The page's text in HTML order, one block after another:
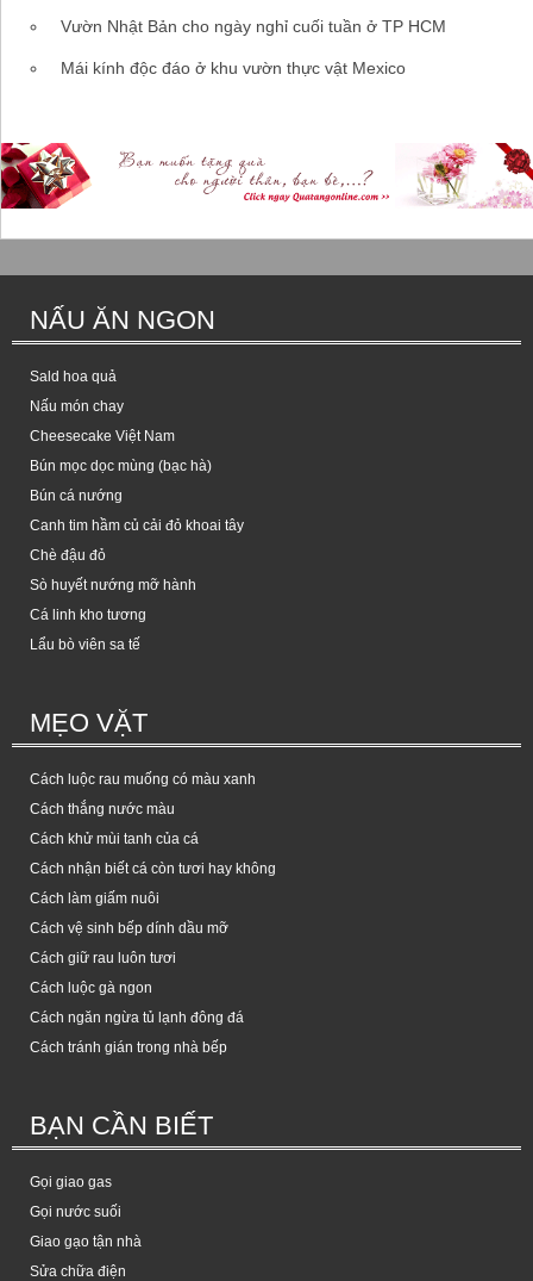
Vườn Nhật Bản cho ngày nghỉ cuối tuần ở TP HCM
Mái kính độc đáo ở khu vườn thực vật Mexico
NẤU ĂN NGON
Sald hoa quả
Nấu món chay
Cheesecake Việt Nam
Bún mọc dọc mùng (bạc hà)
Bún cá nướng
Canh tim hầm củ cải đỏ khoai tây
Chè đậu đỏ
Sò huyết nướng mỡ hành
Cá linh kho tương
Lẩu bò viên sa tế
MẸO VẶT
Cách luộc rau muống có màu xanh
Cách thắng nước màu
Cách khử mùi tanh của cá
Cách nhận biết cá còn tươi hay không
Cách làm giấm nuôi
Cách vệ sinh bếp dính dầu mỡ
Cách giữ rau luôn tươi
Cách luộc gà ngon
Cách ngăn ngừa tủ lạnh đông đá
Cách tránh gián trong nhà bếp
BẠN CẦN BIẾT
Gọi giao gas
Gọi nước suối
Giao gạo tận nhà
Sửa chữa điện